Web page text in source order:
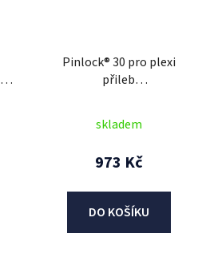
Pinlock® 30 pro plexi
přileb
skladem
973 Kč
DO KOŠÍKU